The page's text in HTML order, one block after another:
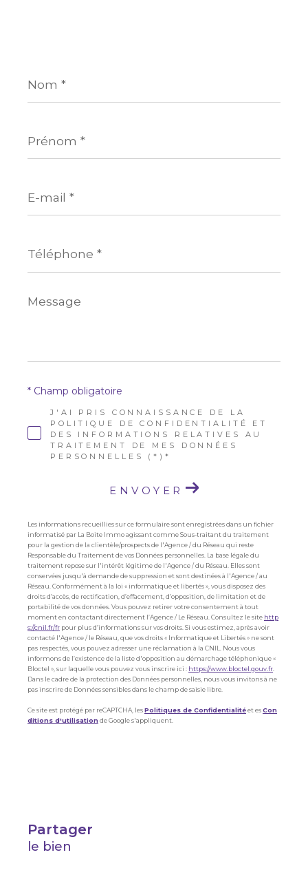
*
*
mail
*
*
Message
*
J'AI PRIS CONNAISSANCE DE LA
POLITIQUE DE CONFIDENTIALITÉ ET
DES INFORMATIONS RELATIVES AU
TRAITEMENT DE MES DONNÉES
PERSONNELLES (*)*
* Champ obligatoire
ENVOYER
Les informations recueillies sur ce formulaire sont enregistrées dans un fichier
informatisé par La Boite Immo agissant comme Sous-traitant du traitement
pour la gestion de la clientèle/prospects de l'Agence / du Réseau qui reste
Responsable du Traitement de vos Données personnelles. La base légale du
traitement repose sur l'intérêt légitime de l'Agence / du Réseau. Elles sont
conservées jusqu'à demande de suppression et sont destinées à l'Agence / au
Réseau. Conformément à la loi « informatique et libertés », vous disposez des
droits d’accès, de rectification, d’effacement, d’opposition, de limitation et de
portabilité de vos données. Vous pouvez retirer votre consentement à tout
moment en contactant directement l’Agence / Le Réseau. Consultez le site http
s://cnil.fr/fr pour plus d’informations sur vos droits. Si vous estimez, après avoir
contacté l'Agence / le Réseau, que vos droits « Informatique et Libertés » ne sont
pas respectés, vous pouvez adresser une réclamation à la CNIL. Nous vous
informons de l’existence de la liste d'opposition au démarchage téléphonique «
Bloctel », sur laquelle vous pouvez vous inscrire ici : https://www.bloctel.gouv.fr
Dans le cadre de la protection des Données personnelles, nous vous invitons à ne
pas inscrire de Données sensibles dans le champ de saisie libre.
Ce site est protégé par reCAPTCHA, lesPolitiques de Confidentialitéet esCon
ditions d'utilisation de Google s'appliquent.
partager
le bien